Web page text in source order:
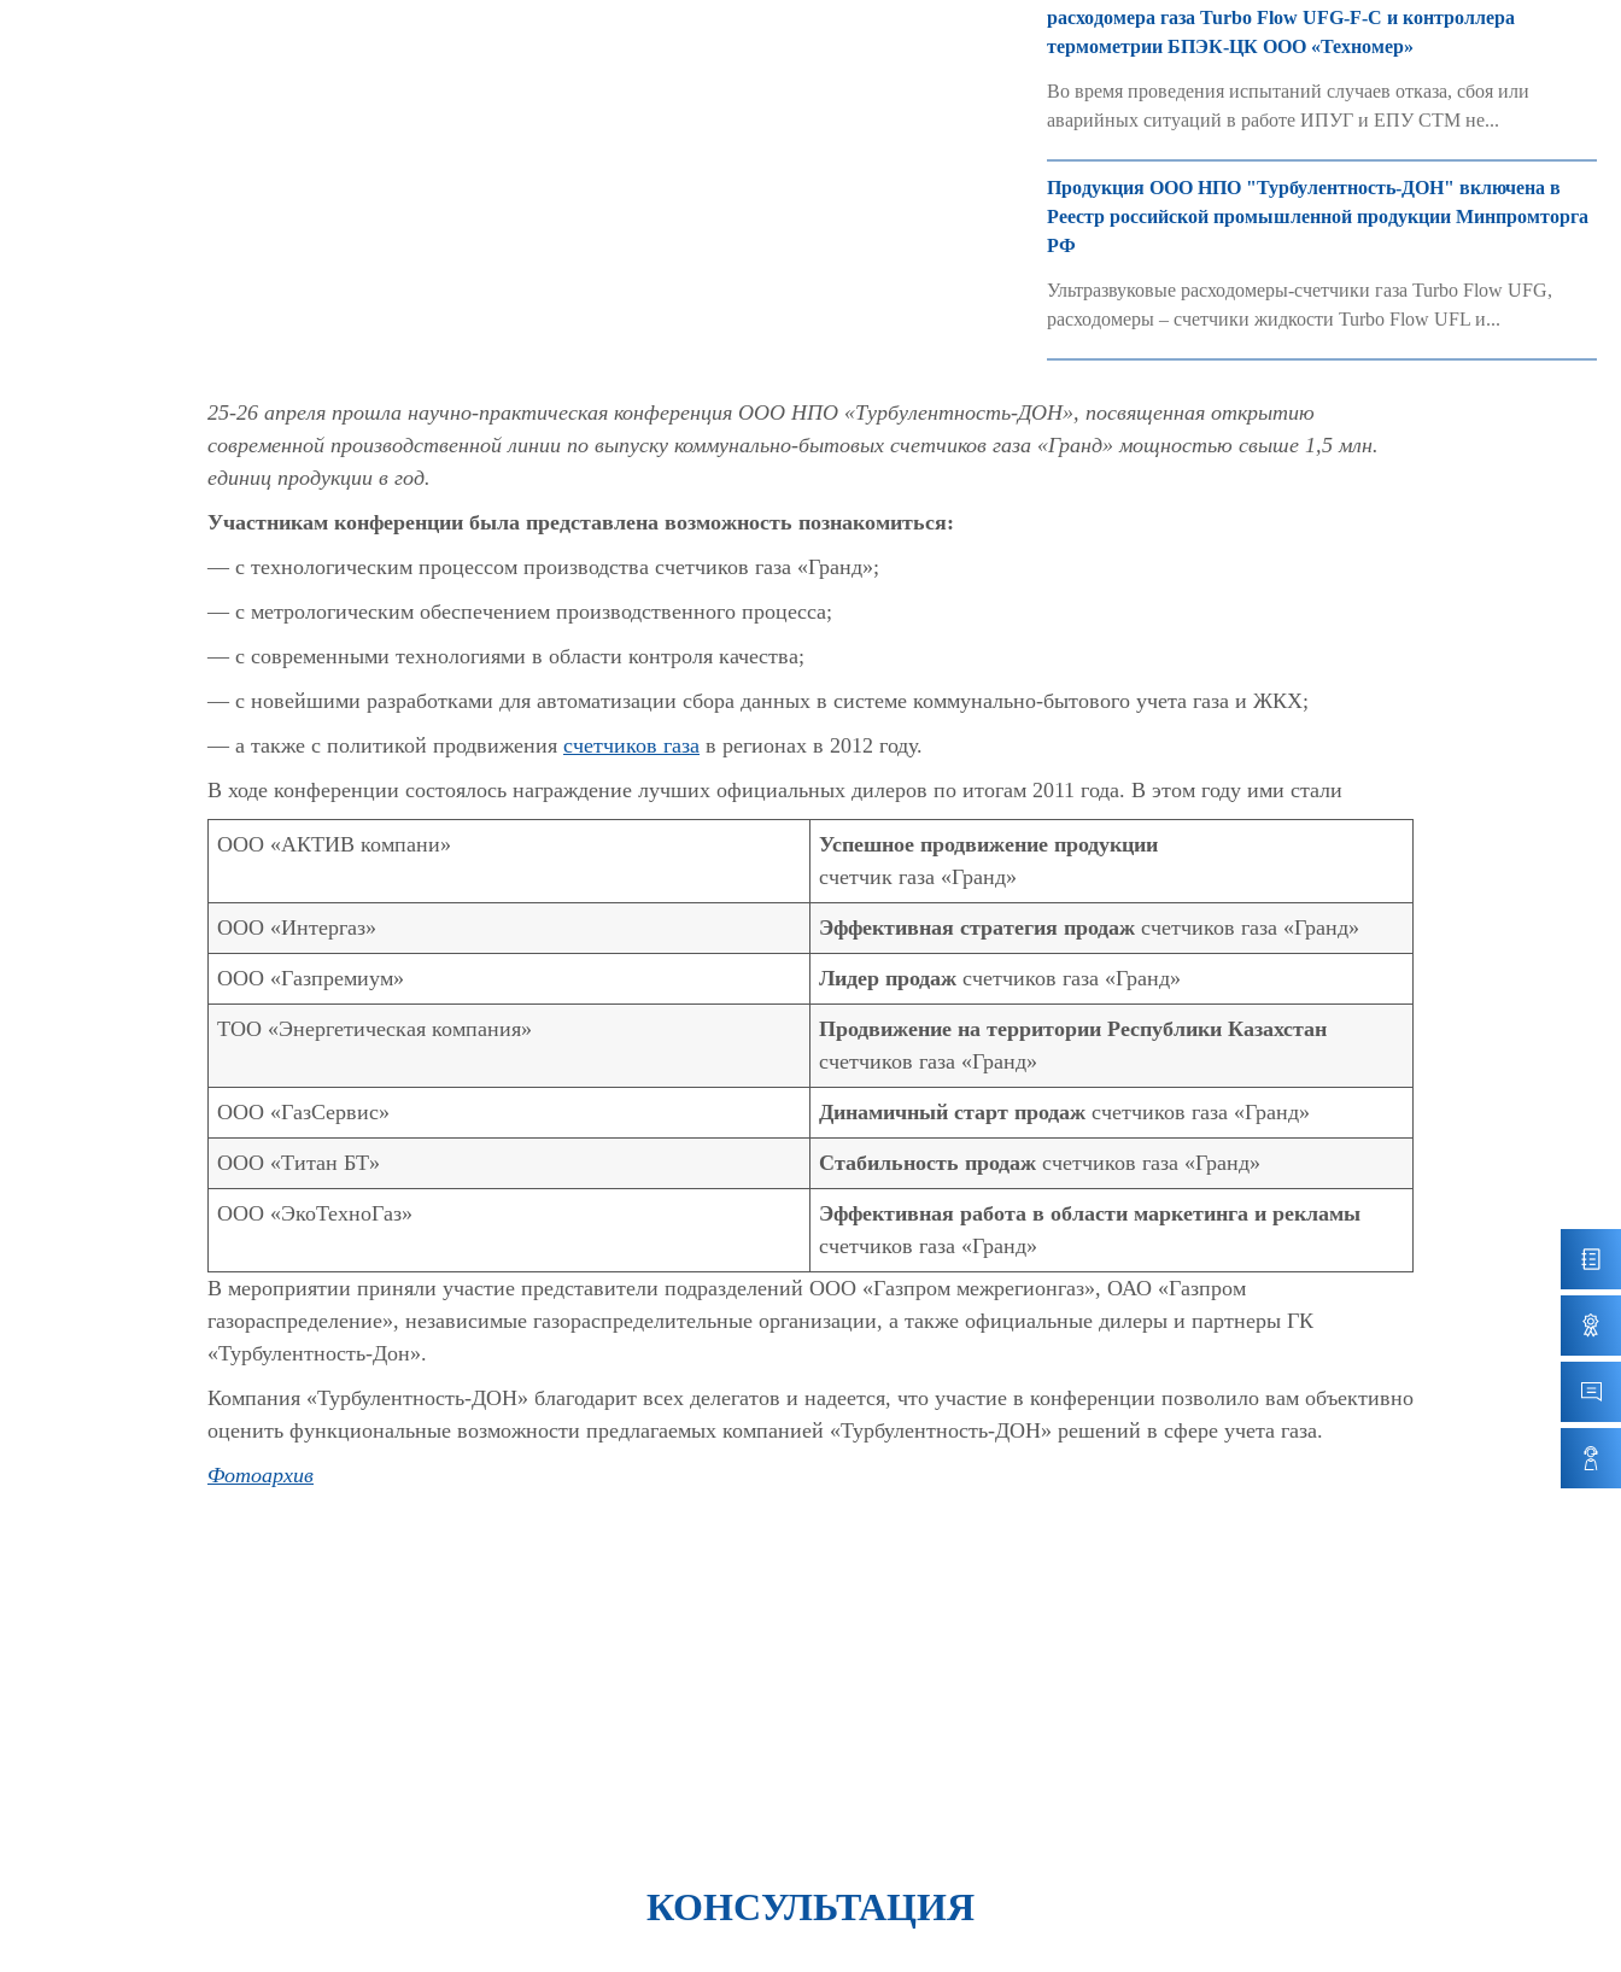
расходомера газа Turbo Flow UFG-F-С и контроллера
термометрии БПЭК-ЦК ООО «Техномер»
Во время проведения испытаний случаев отказа, сбоя или
аварийных ситуаций в работе ИПУГ и ЕПУ СТМ не...
Продукция ООО НПО "Турбулентность-ДОН" включена в
Реестр российской промышленной продукции Минпромторга
РФ
Ультразвуковые расходомеры-счетчики газа Turbo Flow UFG,
расходомеры – счетчики жидкости Turbo Flow UFL и...
25-26 апреля прошла научно-практическая конференция ООО НПО «Турбулентность-ДОН», посвященная открытию
современной производственной линии по выпуску коммунально-бытовых счетчиков газа «Гранд» мощностью свыше 1,5 млн.
единиц продукции в год.
Участникам конференции была представлена возможность познакомиться:
— с технологическим процессом производства счетчиков газа «Гранд»;
— с метрологическим обеспечением производственного процесса;
— с современными технологиями в области контроля качества;
— с новейшими разработками для автоматизации сбора данных в системе коммунально-бытового учета газа и ЖКХ;
— а также с политикой продвижения счетчиков газа в регионах в 2012 году.
В ходе конференции состоялось награждение лучших официальных дилеров по итогам 2011 года. В этом году ими стали
ООО «АКТИВ компани»
Успешное продвижение продукции
счетчик газа «Гранд»
ООО «Интергаз» Эффективная стратегия продаж счетчиков газа «Гранд»
ООО «Газпремиум» Лидер продаж счетчиков газа «Гранд»
ТОО «Энергетическая компания»
Продвижение на территории Республики Казахстан
счетчиков газа «Гранд»
ООО «ГазСервис» Динамичный старт продаж счетчиков газа «Гранд»
ООО «Титан БТ» Стабильность продаж счетчиков газа «Гранд»
ООО «ЭкоТехноГаз»
Эффективная работа в области маркетинга и рекламы
счетчиков газа «Гранд»
В мероприятии приняли участие представители подразделений ООО «Газпром межрегионгаз», ОАО «Газпром
газораспределение», независимые газораспределительные организации, а также официальные дилеры и партнеры ГК
«Турбулентность-Дон».
Компания «Турбулентность-ДОН» благодарит всех делегатов и надеется, что участие в конференции позволило вам объективно
оценить функциональные возможности предлагаемых компанией «Турбулентность-ДОН» решений в сфере учета газа.
Фотоархив
КОНСУЛЬТАЦИЯ